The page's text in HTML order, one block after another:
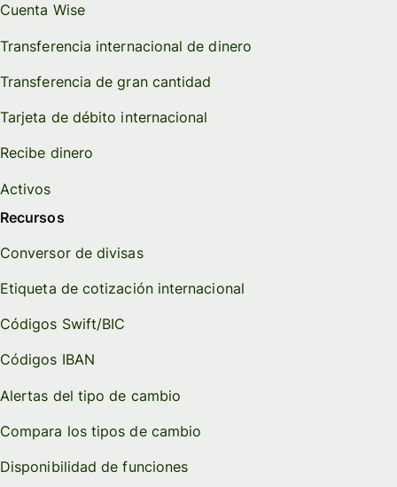
Cuenta Wise
Transferencia internacional de dinero
Transferencia de gran cantidad
Tarjeta de débito internacional
Recibe dinero
Activos
Recursos
Conversor de divisas
Etiqueta de cotización internacional
Códigos Swift/BIC
Códigos IBAN
Alertas del tipo de cambio
Compara los tipos de cambio
Disponibilidad de funciones